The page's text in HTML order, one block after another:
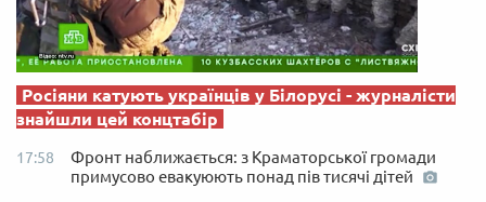
Росіяни катують українців у Білорусі - журналісти
знайшли цей концтабір
17:58
Фронт наближається: з Краматорської громади
примусово евакуюють понад пів тисячі дітей